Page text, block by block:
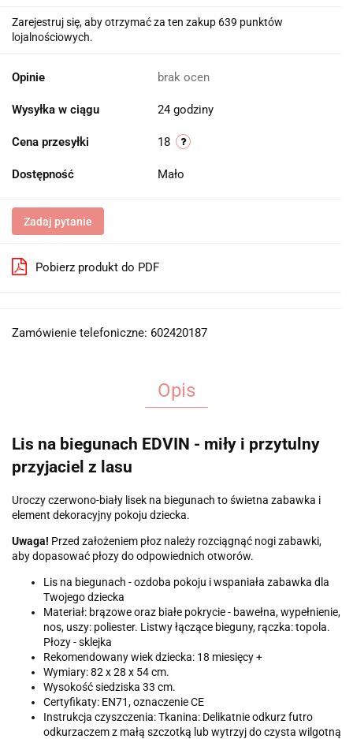
Zarejestruj się, aby otrzymać za ten zakup 639 punktów
lojalnościowych.
Opinie brak ocen
Wysyłka w ciągu 24 godziny
Cena przesyłki 18
Dostępność Mało
Zadaj pytanie
Pobierz produkt do PDF
Zamówienie telefoniczne: 602420187
Opis
Lis na biegunach EDVIN - miły i przytulny
przyjaciel z lasu
Uroczy czerwono-biały lisek na biegunach to świetna zabawka i
element dekoracyjny pokoju dziecka.
Uwaga! Przed założeniem płoz należy rozciągnąć nogi zabawki,
aby dopasować płozy do odpowiednich otworów.
Lis na biegunach - ozdoba pokoju i wspaniała zabawka dla
Twojego dziecka
Materiał: brązowe oraz białe pokrycie - bawełna, wypełnienie,
nos, uszy: poliester. Listwy łączące bieguny, rączka: topola.
Płozy - sklejka
Rekomendowany wiek dziecka: 18 miesięcy +
Wymiary: 82 x 28 x 54 cm.
Wysokość siedziska 33 cm.
Certyfikaty: EN71, oznaczenie CE
Instrukcja czyszczenia: Tkanina: Delikatnie odkurz futro
odkurzaczem z małą szczotką lub wytrzyj do czysta wilgotną